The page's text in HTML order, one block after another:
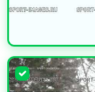
УВЕЛИЧИТЬ